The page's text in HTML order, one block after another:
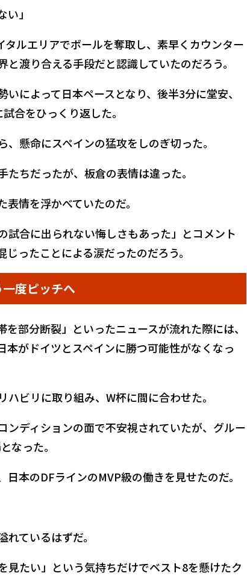
」
ルエリアでボールを奪取し、素早くカウンター
渡り合える手段だと認識していたのだろう。
によって日本ペースとなり、後半3分に堂安、
合をひっくり返した。
懸命にスペインの猛攻をしのぎ切った。
ちだったが、板倉の表情は違った。
情を浮かべていたのだ。
試合に出られない悔しさもあった」とコメント
ったことによる涙だったのだろう。
度ピッチへ
部分断裂」といったニュースが流れた際には、
本がドイツとスペインに勝つ可能性がなくなっ
ビリに取り組み、W杯に間に合わせた。
ディションの面で不安視されていたが、グルー
なった。
本のDFラインのMVP級の働きを見せたのだ。
ているはずだ。
見たい」という気持ちだけでベスト8を懸けたク